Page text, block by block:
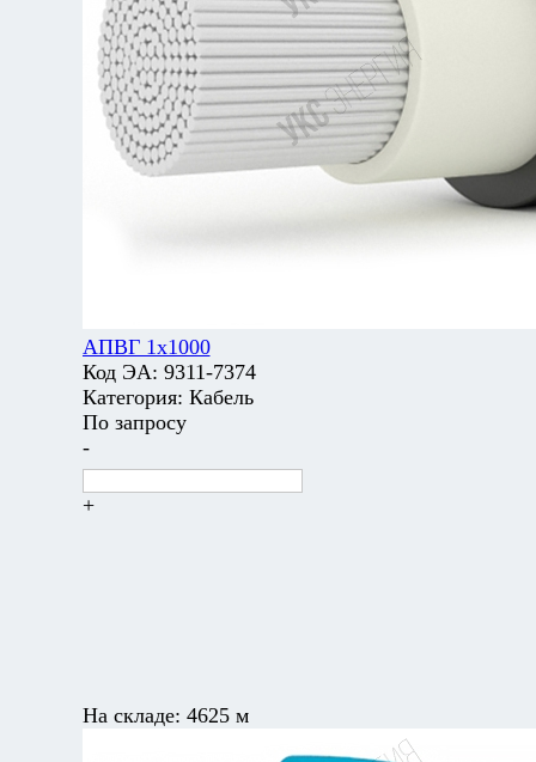
АПВГ 1х1000
Код ЭА: 9311-7374
Категория: Кабель
По запросу
-
+
На складе: 4625 м